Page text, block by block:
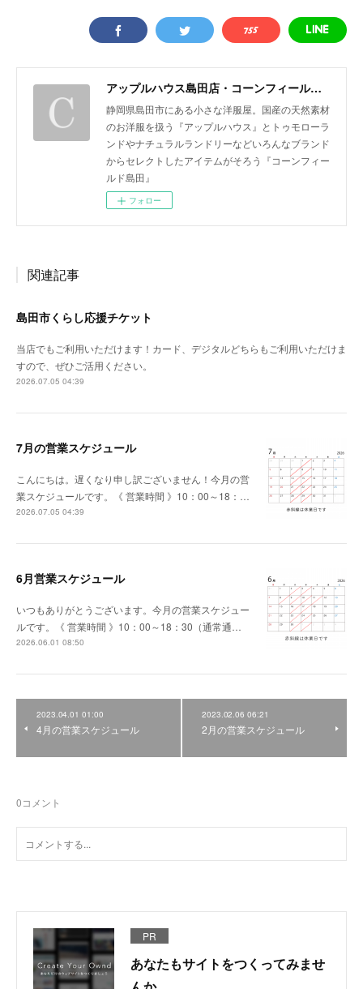
アップルハウス島田店・コーンフィールド島田
静岡県島田市にある小さな洋服屋。国産の天然素材
のお洋服を扱う『アップルハウス』とトゥモローラ
ンドやナチュラルランドリーなどいろんなブランド
からセレクトしたアイテムがそろう『コーンフィー
ルド島田』
フォロー
関連記事
島田市くらし応援チケット
当店でもご利用いただけます！カード、デジタルどちらもご利用いただけま
すので、ぜひご活用ください。
2026.07.05 04:39
7月の営業スケジュール
こんにちは。遅くなり申し訳ございません！今月の営
業スケジュールです。《 営業時間 》10：00～18：…
2026.07.05 04:39
6月営業スケジュール
いつもありがとうございます。今月の営業スケジュー
ルです。《 営業時間 》10：00～18：30（通常通…
2026.06.01 08:50
2023.04.01 01:00
4月の営業スケジュール
2023.02.06 06:21
2月の営業スケジュール
0コメント
PR
あなたもサイトをつくってみませ